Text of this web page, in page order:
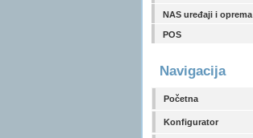
NAS uređaji i oprema
POS
Navigacija
Početna
Konfigurator